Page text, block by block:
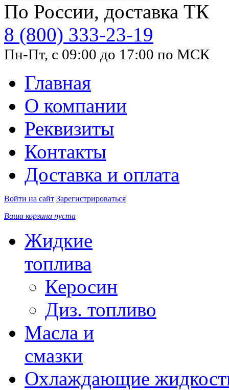
По России, доставка ТК
8 (800) 333-23-19
Пн-Пт, с 09:00 до 17:00 по МСК
Главная
О компании
Реквизиты
Контакты
Доставка и оплата
Войти на сайт Зарегистрироваться
Ваша корзина пуста
Жидкие
топлива
Керосин
Диз. топливо
Масла и
смазки
Охлаждающие